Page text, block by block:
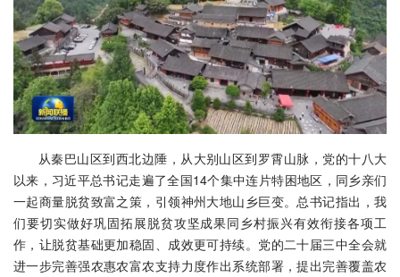
从秦巴山区到西北边陲，从大别山区到罗霄山脉，党的十八大
以来，习近平总书记走遍了全国14个集中连片特困地区，同乡亲们
一起商量脱贫致富之策，引领神州大地山乡巨变。总书记指出，我
们要切实做好巩固拓展脱贫攻坚成果同乡村振兴有效衔接各项工
作，让脱贫基础更加稳固、成效更可持续。党的二十届三中全会就
进一步完善强农惠农富农支持力度作出系统部署，提出完善覆盖农